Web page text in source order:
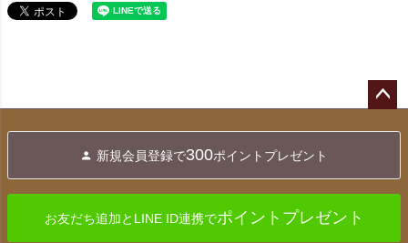
へ
新規会員登録で300ポイントプレゼント
お友だち追加とLINE ID連携でポイントプレゼント